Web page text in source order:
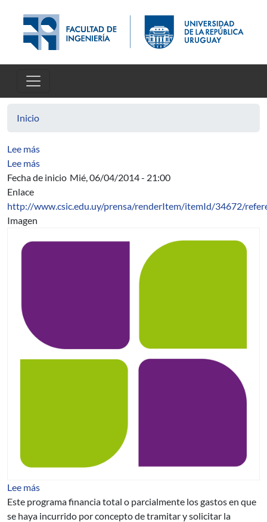
Inicio
Lee mássobre Increasing Android Security using a Lightweight
Lee mássobre Vulnerability Assessment in Autonomic
Fecha de inicio Mié, 06/04/2014 - 21:00
Enlace
http://www.csic.edu.uy/prensa/renderItem/itemId/34672/
Imagen
Lee mássobre Colaboración Financiera para Solicitud y
Este programa financia total o parcialmente los gastos en que
se haya incurrido por concepto de tramitar y solicitar la